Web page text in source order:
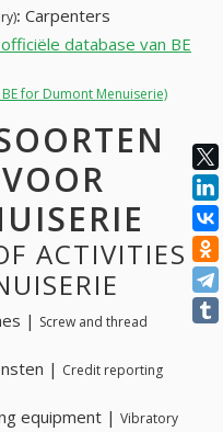
: Carpenters
database van BE
for Dumont Menuiserie)
ACTIVITIES
| Screw and thread
| Credit reporting
equipment | Vibratory